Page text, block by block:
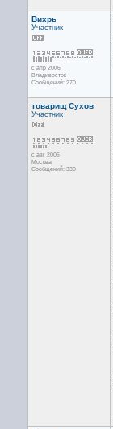
Вихрь
Участник
с апр 2006
Владивосток
Сообщений: 270
товарищ Сухов
Участник
с авг 2006
Москва
Сообщений: 330